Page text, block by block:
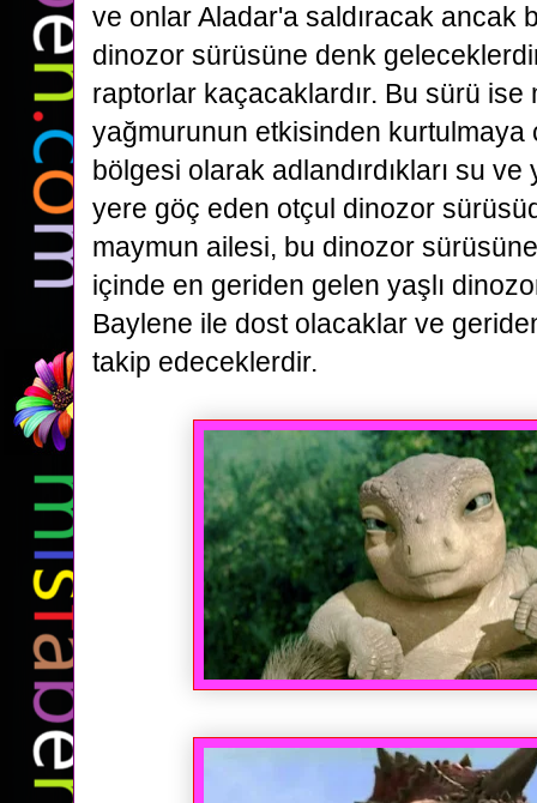
ve onlar Aladar'a saldıracak ancak
dinozor sürüsüne denk
raptorlar kaçacaklardır. Bu sürü ise
yağmurunun etkisinden kurtulmaya
bölgesi olarak adlandırdıkları su
yere göç eden otçul dinozor
maymun ailesi, bu dinozor
içinde en geriden gelen yaşlı
Baylene ile dost olacaklar ve
takip edeceklerdir.